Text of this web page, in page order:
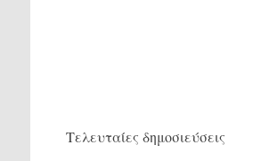
Τελευταίες δημοσιεύσεις